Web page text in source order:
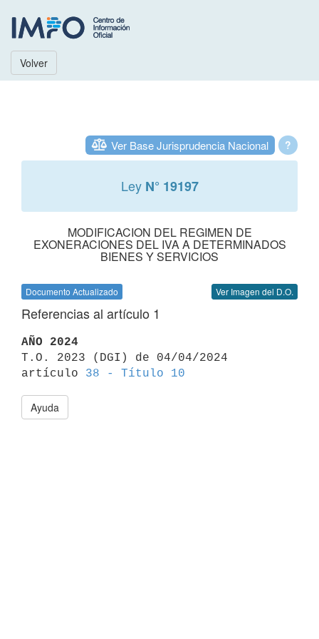
Volver
?
Ver Base Jurisprudencia Nacional
Ley N° 19197
MODIFICACION DEL REGIMEN DE
EXONERACIONES DEL IVA A DETERMINADOS
BIENES Y SERVICIOS
Documento Actualizado Ver Imagen del D.O.
Referencias al artículo 1
AÑO 2024
T.O. 2023 (DGI) de 04/04/2024
artículo 38 - Título 10
Ayuda